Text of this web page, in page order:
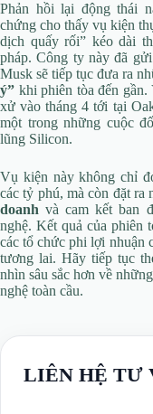
Phản hồi lại động thái
chứng cho thấy vụ kiện
dịch quấy rối” kéo dài
pháp. Công ty này đã
Musk sẽ tiếp tục đưa ra
ý” khi phiên tòa đến
xử vào tháng 4 tới tại
một trong những cuộc
lũng Silicon.
Vụ kiện này không chỉ
các tỷ phú, mà còn đặt ra
doanh và cam kết ban
nghệ. Kết quả của phiên
các tổ chức phi lợi nhuận
tương lai. Hãy tiếp tục
nhìn sâu sắc hơn về
nghệ toàn cầu.
LIÊN HỆ TƯ